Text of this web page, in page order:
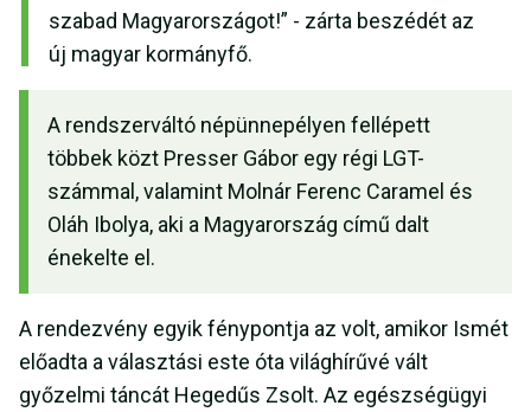
szabad Magyarországot!” - zárta beszédét az
új magyar kormányfő.
A rendszerváltó népünnepélyen fellépett
többek közt Presser Gábor egy régi LGT-
számmal, valamint Molnár Ferenc Caramel és
Oláh Ibolya, aki a Magyarország című dalt
énekelte el.
A rendezvény egyik fénypontja az volt, amikor Ismét
előadta a választási este óta világhírűvé vált
győzelmi táncát Hegedűs Zsolt. Az egészségügyi